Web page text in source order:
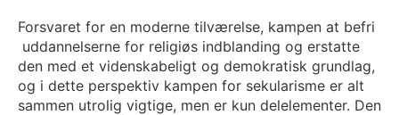
Forsvaret for en moderne tilværelse, kampen at befri
uddannelserne for religiøs indblanding og erstatte
den med et videnskabeligt og demokratisk grundlag,
og i dette perspektiv kampen for sekularisme er alt
sammen utrolig vigtige, men er kun delelementer. Den